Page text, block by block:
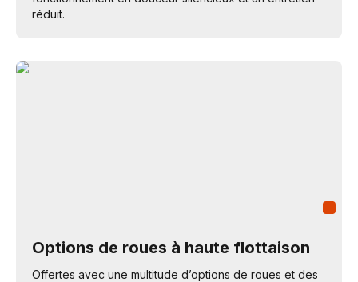
réduit.
Options de roues à haute flottaison
Offertes avec une multitude d’options de roues et des